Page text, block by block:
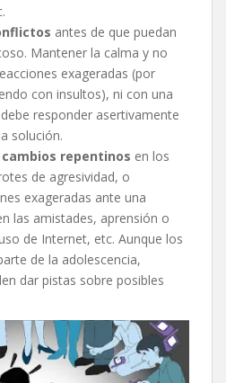
antes de que puedan
Mantener la calma y no
exageradas (por
con insultos), ni con una
responder asertivamente
solución.
repentinos en los
de agresividad, o
exageradas ante una
las amistades, aprensión o
de Internet, etc. Aunque los
de la adolescencia,
dar pistas sobre posibles